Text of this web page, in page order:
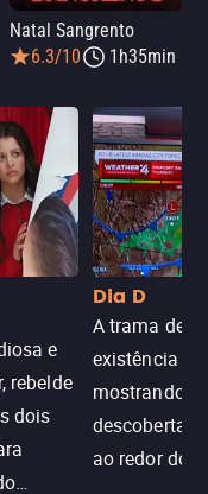
Natal Sangrento
6.3/10
1h35min
e
rebelde
dois
Dia D
A trama de
existência
mostrando
descoberta
ao redor do